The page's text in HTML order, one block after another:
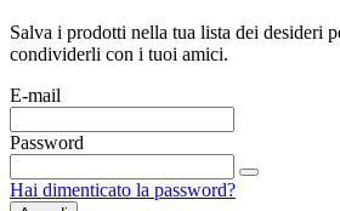
Salva i prodotti nella tua lista dei desideri
condividerli con i tuoi amici.
E-mail
Password
Hai dimenticato la password?